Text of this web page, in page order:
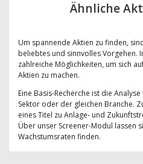
Ähnliche
Um spannende Aktien zu finden,
beliebtes und sinnvolles Vorgehen.
zahlreiche Möglichkeiten, um sich
Aktien zu machen.
Eine Basis-Recherche ist die
Sektor oder der gleichen Branche.
eines Titel zu Anlage- und
Über unser Screener-Modul lassen
Wachstumsraten finden.